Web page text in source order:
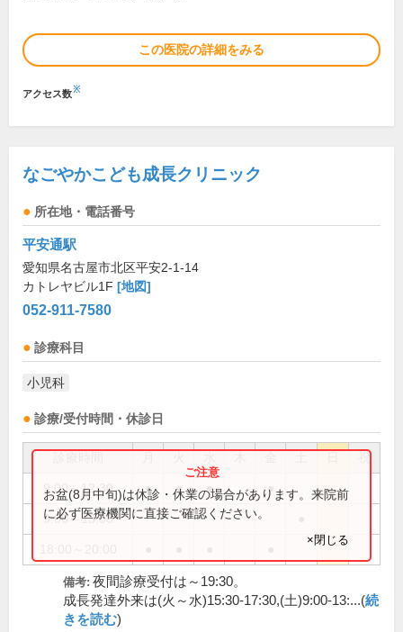
この医院の詳細をみる
アクセス数※
なごやかこども成長クリニック
所在地・電話番号
平安通駅
愛知県名古屋市北区平安2-1-14
カトレヤビル1F [地図]
052-911-7580
診療科目
小児科
診療/受付時間・休診日
祝
9:00～12:30 ● ● ● ●
9:00～13:00
お盆(8月中旬)は休診・休業の場合があります。来院前
に必ず医療機関に直接ご確認ください。
×閉じる
備考: 夜間診療受付は～19:30。
成長発達外来は(火～水)15:30-17:30,(土)9:00-13:...(続
きを読む)